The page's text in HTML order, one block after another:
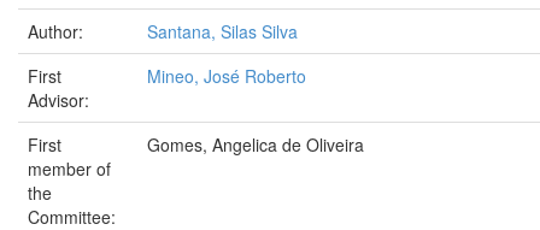
Author:
Santana, Silas Silva
First
Advisor:
Mineo, José Roberto
First
member of
the
Committee:
Gomes, Angelica de Oliveira